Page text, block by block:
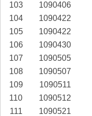
103
1090406
104
1090422
105
1090422
106
1090430
107
1090505
108
1090507
109
1090511
110
1090512
111
1090521